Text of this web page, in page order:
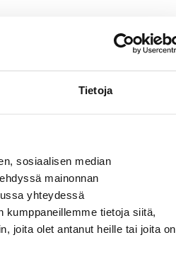
Tietoja
sosiaalisen median
mainonnan
yhteydessä
kumppaneillemme tietoja siitä,
joita olet antanut heille tai joita on
suurimmista
vuokra-